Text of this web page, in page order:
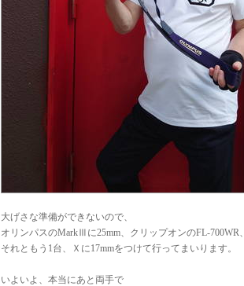
大げさな準備ができないので、
オリンパスのMarkⅢに25mm、クリップオンのFL-700WR、
それともう1台、Ｘに17mmをつけて行ってまいります。
いよいよ、本当にあと両手で